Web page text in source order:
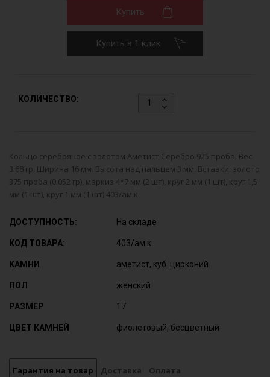
Купить
Купить в 1 клик
КОЛИЧЕСТВО:
Кольцо серебряное с золотом Аметист Серебро 925 проба. Вес
3.68 гр. Ширина 16 мм. Высота над пальцем 3 мм. Вставки: золото
375 проба (0.052 гр), маркиз 4*7 мм (2 шт), круг 2 мм (1 щт), круг 1,5
мм (1 шт), круг 1 мм (1 шт) 403/ам к
ДОСТУПНОСТЬ: На складе
КОД ТОВАРА: 403/ам к
КАМНИ аметист, куб. цирконий
ПОЛ женский
РАЗМЕР 17
ЦВЕТ КАМНЕЙ фиолетовый, бесцветный
Гарантия на товар Доставка Оплата